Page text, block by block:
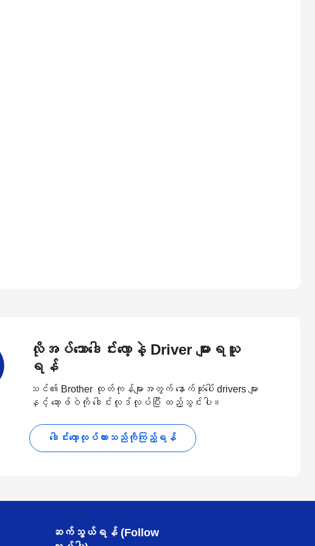
လိုအပ်သောဒေါင်းလော့နဲ့ Driver များရယူ
ရန်
သင်၏ Brother ထုတ်ကုန်များအတွက် နောက်ဆုံးပေါ် drivers များ
နှင့် ဆော့ဖ်ဝဲကို ဒေါင်းလုဒ်လုပ်ပြီး ထည့်သွင်းပါ။
ဒေါင်းလော့လုပ်ထားသည်ကိုကြည့်ရန်
ဆက်သွယ်ရန် (Follow